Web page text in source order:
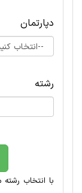
دپارتمان
رشته
با انتخاب